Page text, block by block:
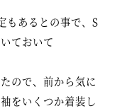
もあるとの事で、S
ておいて
ので、前から気に
をいくつか着装し